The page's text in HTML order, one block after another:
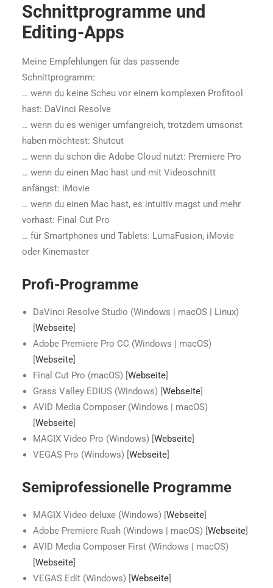
Schnittprogramme und
Editing-Apps
Meine Empfehlungen für das passende
Schnittprogramm:
… wenn du keine Scheu vor einem komplexen Profitool
hast: DaVinci Resolve
… wenn du es weniger umfangreich, trotzdem umsonst
haben möchtest: Shutcut
… wenn du schon die Adobe Cloud nutzt: Premiere Pro
… wenn du einen Mac hast und mit Videoschnitt
anfängst: iMovie
… wenn du einen Mac hast, es intuitiv magst und mehr
vorhast: Final Cut Pro
… für Smartphones und Tablets: LumaFusion, iMovie
oder Kinemaster
Profi-Programme
DaVinci Resolve Studio (Windows | macOS | Linux)
[Webseite]
Adobe Premiere Pro CC (Windows | macOS)
[Webseite]
Final Cut Pro (macOS) [Webseite]
Grass Valley EDIUS (Windows) [Webseite]
AVID Media Composer (Windows | macOS)
[Webseite]
MAGIX Video Pro (Windows) [Webseite]
VEGAS Pro (Windows) [Webseite]
Semiprofessionelle Programme
MAGIX Video deluxe (Windows) [Webseite]
Adobe Premiere Rush (Windows | macOS) [Webseite]
AVID Media Composer First (Windows | macOS)
[Webseite]
VEGAS Edit (Windows) [Webseite]